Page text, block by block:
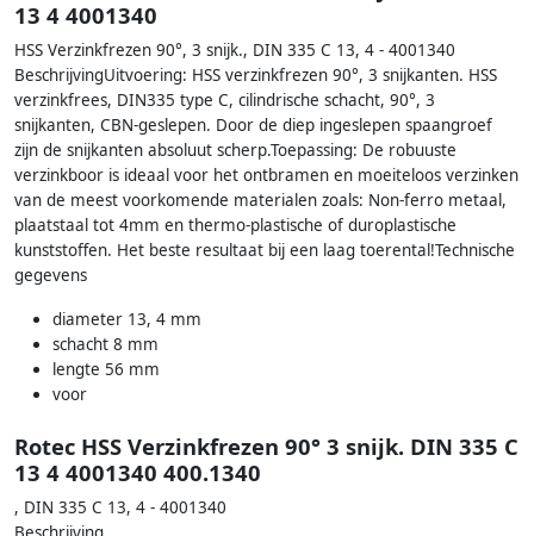
13 4 4001340
HSS Verzinkfrezen 90°, 3 snijk., DIN 335 C 13, 4 - 4001340
BeschrijvingUitvoering: HSS verzinkfrezen 90°, 3 snijkanten. HSS
verzinkfrees, DIN335 type C, cilindrische schacht, 90°, 3
snijkanten, CBN-geslepen. Door de diep ingeslepen spaangroef
zijn de snijkanten absoluut scherp.Toepassing: De robuuste
verzinkboor is ideaal voor het ontbramen en moeiteloos verzinken
van de meest voorkomende materialen zoals: Non-ferro metaal,
plaatstaal tot 4mm en thermo-plastische of duroplastische
kunststoffen. Het beste resultaat bij een laag toerental!Technische
gegevens
diameter 13, 4 mm
schacht 8 mm
lengte 56 mm
voor
Rotec HSS Verzinkfrezen 90° 3 snijk. DIN 335 C
13 4 4001340 400.1340
, DIN 335 C 13, 4 - 4001340